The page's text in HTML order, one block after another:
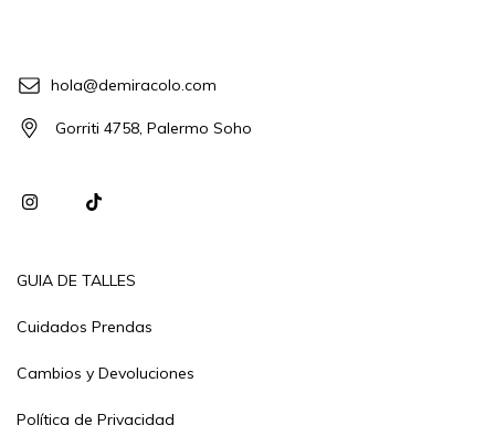
hola@demiracolo.com
Gorriti 4758, Palermo Soho
GUIA DE TALLES
Cuidados Prendas
Cambios y Devoluciones
Política de Privacidad